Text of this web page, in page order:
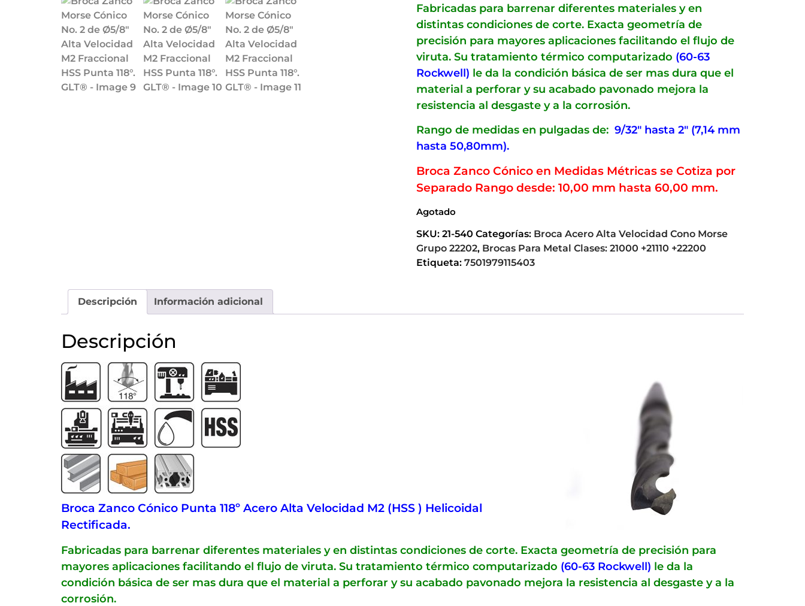
Fabricadas para barrenar diferentes materiales y en
distintas condiciones de corte. Exacta geometría de
precisión para mayores aplicaciones facilitando el flujo de
viruta. Su tratamiento térmico computarizado (60-63
Rockwell) le da la condición básica de ser mas dura que el
material a perforar y su acabado pavonado mejora la
resistencia al desgaste y a la corrosión.
Rango de medidas en pulgadas de: 9/32″ hasta 2″ (7,14 mm
hasta 50,80mm).
Broca Zanco Cónico en Medidas Métricas se Cotiza por
Separado Rango desde: 10,00 mm hasta 60,00 mm.
Agotado
SKU: 21-540 Categorías: Broca Acero Alta Velocidad Cono Morse
Grupo 22202, Brocas Para Metal Clases: 21000 +21110 +22200
Etiqueta: 7501979115403
Descripción Información adicional
Descripción
Broca Zanco Cónico Punta 118º Acero Alta Velocidad M2 (HSS ) Helicoidal
Rectificada.
Fabricadas para barrenar diferentes materiales y en distintas condiciones de corte. Exacta geometría de precisión para
mayores aplicaciones facilitando el flujo de viruta. Su tratamiento térmico computarizado (60-63 Rockwell) le da la
condición básica de ser mas dura que el material a perforar y su acabado pavonado mejora la resistencia al desgaste y a la
corrosión.